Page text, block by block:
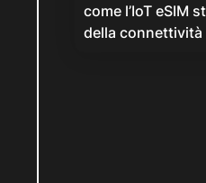
come l’IoT eSIM
della connettività